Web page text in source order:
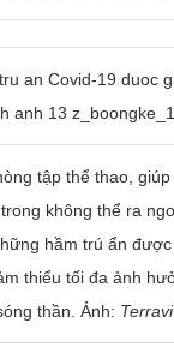
tập thể thao,
không thể ra
hầm trú ẩn
thiểu tối đa ảnh
thần. Ảnh: